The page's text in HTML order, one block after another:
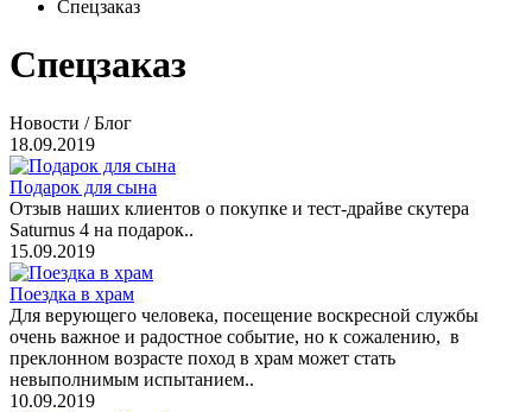
Спецзаказ
Спецзаказ
Новости / Блог
18.09.2019
Подарок для сына
Отзыв наших клиентов о покупке и тест-драйве скутера
Saturnus 4 на подарок..
15.09.2019
Поездка в храм
Для верующего человека, посещение воскресной службы
очень важное и радостное событие, но к сожалению, в
преклонном возрасте поход в храм может стать
невыполнимым испытанием..
10.09.2019